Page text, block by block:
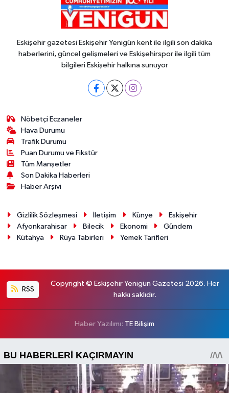
Eskişehir gazetesi Eskişehir Yenigün kent ile ilgili son dakika
haberlerini, güncel gelişmeleri ve Eskişehirspor ile ilgili tüm
bilgileri Eskişehir halkına sunuyor
Nöbetçi Eczaneler
Hava Durumu
Trafik Durumu
Puan Durumu ve Fikstür
Tüm Manşetler
Son Dakika Haberleri
Haber Arşivi
Gizlilik Sözleşmesi İletişim Künye
Eskişehir
Afyonkarahisar
Bilecik Ekonomi
Gündem
Kütahya
Rüya Tabirleri Yemek Tarifleri
RSS
Copyright © Eskişehir Yenigün Gazetesi 2026. Her
hakkı saklıdır.
Haber Yazılımı: TE Bilişim